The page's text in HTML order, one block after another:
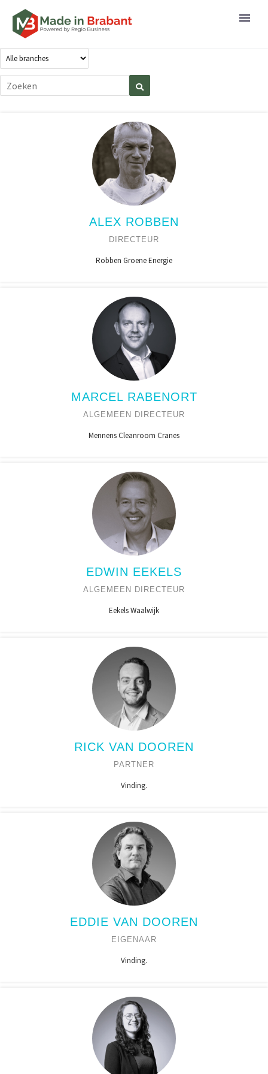
ALEX ROBBEN
DIRECTEUR
Robben Groene Energie
MARCEL RABENORT
ALGEMEEN DIRECTEUR
Mennens Cleanroom Cranes
EDWIN EEKELS
ALGEMEEN DIRECTEUR
Eekels Waalwijk
RICK VAN DOOREN
PARTNER
Vinding.
EDDIE VAN DOOREN
EIGENAAR
Vinding.